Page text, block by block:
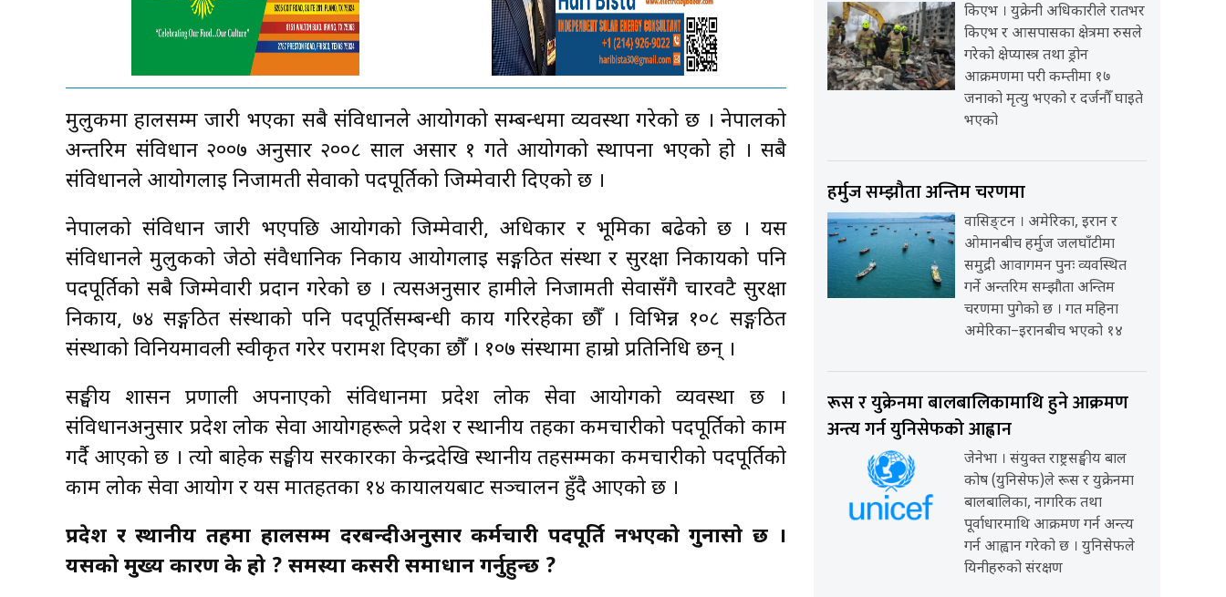
मुलुकमा हालसम्म जारी भएका सबै संविधानले आयोगको सम्बन्धमा व्यवस्था गरेको छ । नेपालको
अन्तरिम संविधान २००७ अनुसार २००८ साल असार १ गते आयोगको स्थापना भएको हो । सबै
संविधानले आयोगलाई निजामती सेवाको पदपूर्तिको जिम्मेवारी दिएको छ ।
नेपालको संविधान जारी भएपछि आयोगको जिम्मेवारी, अधिकार र भूमिका बढेको छ । यस
संविधानले मुलुकको जेठो संवैधानिक निकाय आयोगलाई सङ्गठित संस्था र सुरक्षा निकायको पनि
पदपूर्तिको सबै जिम्मेवारी प्रदान गरेको छ । त्यसअनुसार हामीले निजामती सेवासँगै चारवटै सुरक्षा
निकाय, ७४ सङ्गठित संस्थाको पनि पदपूर्तिसम्बन्धी कार्य गरिरहेका छौँ । विभिन्न १०८ सङ्गठित
संस्थाको विनियमावली स्वीकृत गरेर परामर्श दिएका छौँ । १०७ संस्थामा हाम्रो प्रतिनिधि छन् ।
सङ्घीय शासन प्रणाली अपनाएको संविधानमा प्रदेश लोक सेवा आयोगको व्यवस्था छ ।
संविधानअनुसार प्रदेश लोक सेवा आयोगहरूले प्रदेश र स्थानीय तहका कर्मचारीको पदपूर्तिको काम
गर्दै आएको छ । त्यो बाहेक सङ्घीय सरकारका केन्द्रदेखि स्थानीय तहसम्मका कर्मचारीको पदपूर्तिको
काम लोक सेवा आयोग र यस मातहतका १४ कार्यालयबाट सञ्चालन हुँदै आएको छ ।
प्रदेश र स्थानीय तहमा हालसम्म दरबन्दीअनुसार कर्मचारी पदपूर्ति नभएको गुनासो छ ।
यसको मुख्य कारण के हो ? समस्या कसरी समाधान गर्नुहुन्छ ?
किएभ । युक्रेनी अधिकारीले रातभर
किएभ र आसपासका क्षेत्रमा रुसले
गरेको क्षेप्यास्त्र तथा ड्रोन
आक्रमणमा परी कम्तीमा १७
जनाको मृत्यु भएको र दर्जनौँ घाइते
भएको
हर्मुज सम्झौता अन्तिम चरणमा
वासिङ्टन । अमेरिका, इरान र
ओमानबीच हर्मुज जलघाँटीमा
समुद्री आवागमन पुनः व्यवस्थित
गर्ने अन्तरिम सम्झौता अन्तिम
चरणमा पुगेको छ । गत महिना
अमेरिका–इरानबीच भएको १४
रूस र युक्रेनमा बालबालिकामाथि हुने आक्रमण
अन्त्य गर्न युनिसेफको आह्वान
जेनेभा । संयुक्त राष्ट्रसङ्घीय बाल
कोष (युनिसेफ)ले रूस र युक्रेनमा
बालबालिका, नागरिक तथा
पूर्वाधारमाथि आक्रमण गर्न अन्त्य
गर्न आह्वान गरेको छ । युनिसेफले
यिनीहरुको संरक्षण